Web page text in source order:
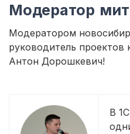
Модератор
Модератором
руководитель
Антон Дорошкевич!
В